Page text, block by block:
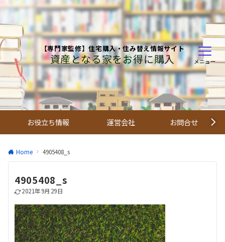
【専門家監修】住宅購入・住み替え情報サイト
資産となる家をお得に購入 メニュー
お役立ち情報 運営会社 お問合せ
Home 4905408_s
4905408_s
2021年9月29日